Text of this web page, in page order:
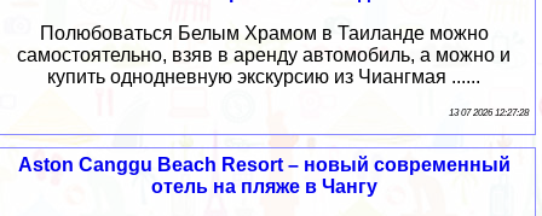
Полюбоваться Белым Храмом в Таиланде можно
самостоятельно, взяв в аренду автомобиль, а можно и
купить однодневную экскурсию из Чиангмая ......
13 07 2026 12:27:28
Aston Canggu Beach Resort – новый современный
отель на пляже в Чангу